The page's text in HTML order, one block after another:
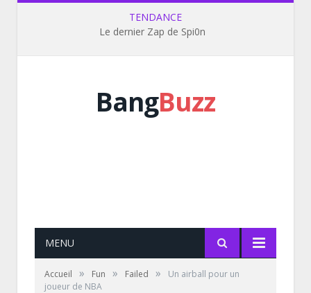
TENDANCE
Le dernier Zap de Spi0n
BangBuzz
MENU
Accueil » Fun » Failed »
Un airball pour un
joueur de NBA